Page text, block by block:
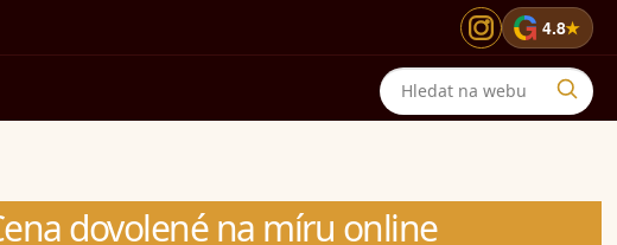
G 4.8★
dovolené na míru online